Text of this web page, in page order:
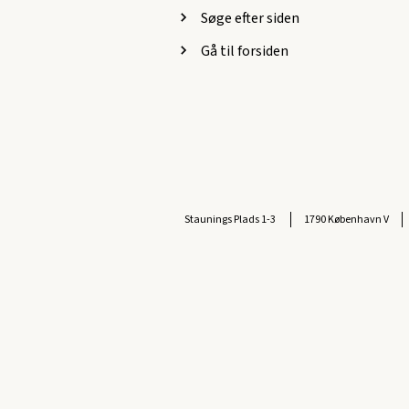
Søge efter siden
Gå til forsiden
Staunings Plads 1-3 1790 København V